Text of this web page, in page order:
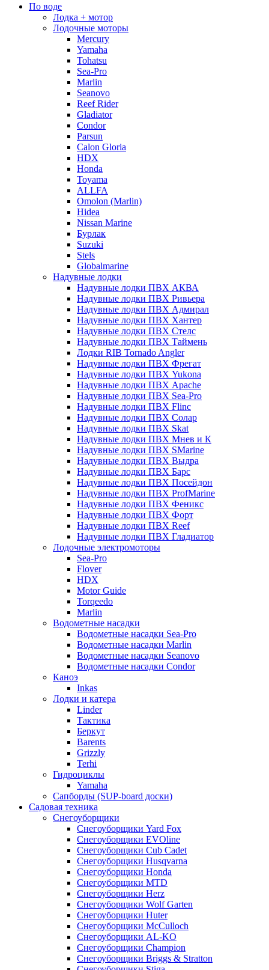
По воде
Лодка + мотор
Лодочные моторы
Mercury
Yamaha
Tohatsu
Sea-Pro
Marlin
Seanovo
Reef Rider
Gladiator
Condor
Parsun
Calon Gloria
HDX
Honda
Toyama
ALLFA
Omolon (Marlin)
Hidea
Nissan Marine
Бурлак
Suzuki
Stels
Globalmarine
Надувные лодки
Надувные лодки ПВХ АКВА
Надувные лодки ПВХ Ривьера
Надувные лодки ПВХ Адмирал
Надувные лодки ПВХ Хантер
Надувные лодки ПВХ Стелс
Надувные лодки ПВХ Таймень
Лодки RIB Tornado Angler
Надувные лодки ПВХ Фрегат
Надувные лодки ПВХ Yukona
Надувные лодки ПВХ Apache
Надувные лодки ПВХ Sea-Pro
Надувные лодки ПВХ Flinc
Надувные лодки ПВХ Солар
Надувные лодки ПВХ Skat
Надувные лодки ПВХ Мнев и К
Надувные лодки ПВХ SMarine
Надувные лодки ПВХ Выдра
Надувные лодки ПВХ Барс
Надувные лодки ПВХ Посейдон
Надувные лодки ПВХ ProfMarine
Надувные лодки ПВХ Феникс
Надувные лодки ПВХ Форт
Надувные лодки ПВХ Reef
Надувные лодки ПВХ Гладиатор
Лодочные электромоторы
Sea-Pro
Flover
HDX
Motor Guide
Torqeedo
Marlin
Водометные насадки
Водометные насадки Sea-Pro
Водометные насадки Marlin
Водометные насадки Seanovo
Водометные насадки Condor
Каноэ
Inkas
Лодки и катера
Linder
Тактика
Беркут
Barents
Grizzly
Terhi
Гидроциклы
Yamaha
Сапборды (SUP-board доски)
Садовая техника
Снегоуборщики
Снегоуборщики Yard Fox
Снегоуборщики EVOline
Снегоуборщики Cub Cadet
Снегоуборщики Husqvarna
Снегоуборщики Honda
Снегоуборщики MTD
Снегоуборщики Herz
Снегоуборщики Wolf Garten
Снегоуборщики Huter
Снегоуборщики McCulloch
Снегоуборщики AL-KO
Снегоуборщики Champion
Снегоуборщики Briggs & Stratton